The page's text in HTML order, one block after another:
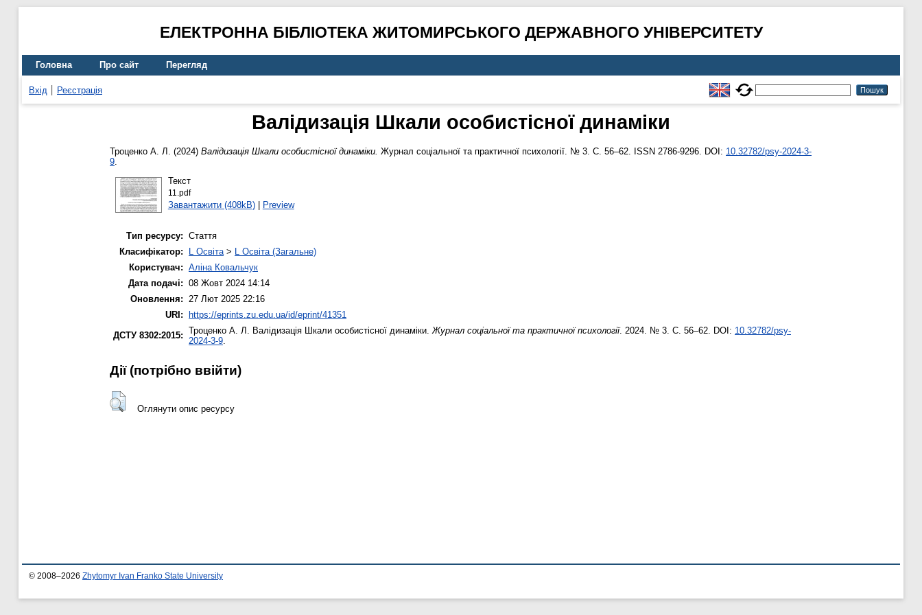
ЕЛЕКТРОННА БІБЛІОТЕКА ЖИТОМИРСЬКОГО ДЕРЖАВНОГО УНІВЕРСИТЕТУ
Головна Про сайт Перегляд
Вхід Реєстрація
Валідизація Шкали особистісної динаміки
Троценко А. Л. (2024) Валідизація Шкали особистісної динаміки. Журнал соціальної та практичної психології. № 3. С. 56–62. ISSN 2786-9296. DOI: 10.32782/psy-2024-3-
9.
Текст
11.pdf
Завантажити (408kB)| Preview
Тип ресурсу: Стаття
Класифікатор:
L Освіта> L Освіта (Загальне)
Користувач: Аліна Ковальчук
Дата подачі: 08 Жовт 2024 14:14
Оновлення: 27 Лют 2025 22:16
URI:
https://eprints.zu.edu.ua/id/eprint/41351
ДСТУ 8302:2015: Троценко А. Л. Валідизація Шкали особистісної динаміки.Журнал соціальної та практичної психології. 2024. № 3. С. 56–62. DOI: 10.32782/psy-
2024-3-9.
Дії ​​(потрібно ввійти)
Оглянути опис ресурсу
© 2008–2026 Zhytomyr Ivan Franko State University